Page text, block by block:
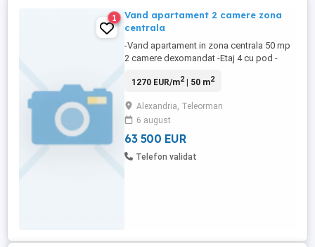
1
Vand apartament 2 camere zona
centrala
-Vand apartament in zona centrala 50 mp
2 camere dexomandat -Etaj 4 cu pod -
Centrala termica prin condensare montata
in sufragerie si dressing -Bucataria utila si
mobilata -Se vinde cu electrocasnice -
Geamuri termopan si obloane ...
1270 EUR/m2| 50 m2
Alexandria, Teleorman
6 august
63 500 EUR
Telefon validat